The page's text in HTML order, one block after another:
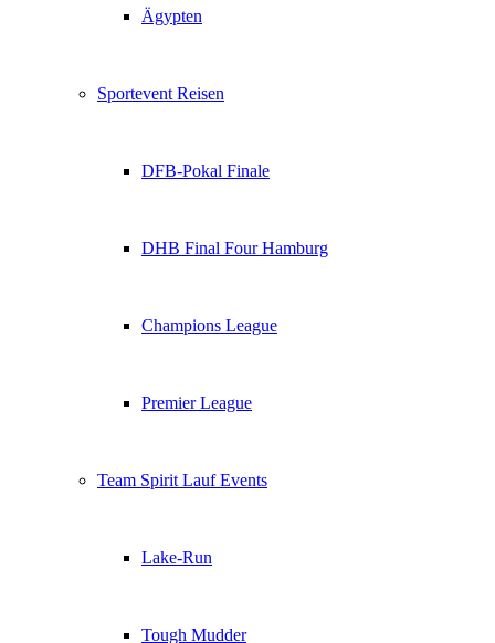
Ägypten
Sportevent Reisen
DFB-Pokal Finale
DHB Final Four Hamburg
Champions League
Premier League
Team Spirit Lauf Events
Lake-Run
Tough Mudder